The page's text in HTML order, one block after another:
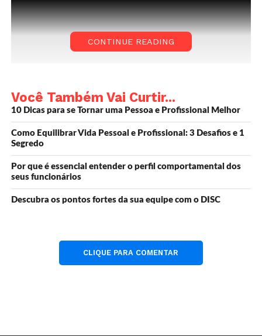
Seja amigo de pessoas que queiram o melhor para você –
Regra 3 das 12 Regras Para A Vida
#foco #mindset #coach #desenvolvimentoprofissional
#psicopedagogia #inspiracao #mentor #personal
CONTINUE READING
Você Também Vai Curtir...
10 Dicas para se Tornar uma Pessoa e Profissional Melhor
Como Equilibrar Vida Pessoal e Profissional: 3 Desafios e 1
Segredo
Por que é essencial entender o perfil comportamental dos
seus funcionários
Descubra os pontos fortes da sua equipe com o DISC
CLIQUE PARA COMENTAR